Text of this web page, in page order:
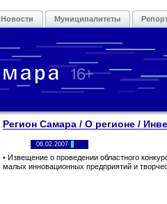
Новости Муниципалитеты
Регион Самара / О регионе /
06.02.2007
• Извещение о проведении областного
малых инновационных предприятий и